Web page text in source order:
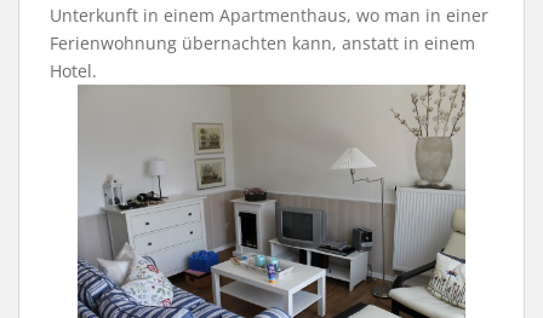
Unterkunft in einem Apartmenthaus, wo man in einer
Ferienwohnung übernachten kann, anstatt in einem
Hotel.